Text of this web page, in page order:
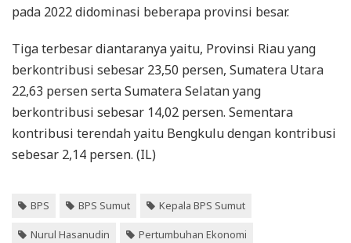
pada 2022 didominasi beberapa provinsi besar.
Tiga terbesar diantaranya yaitu, Provinsi Riau yang
berkontribusi sebesar 23,50 persen, Sumatera Utara
22,63 persen serta Sumatera Selatan yang
berkontribusi sebesar 14,02 persen. Sementara
kontribusi terendah yaitu Bengkulu dengan kontribusi
sebesar 2,14 persen. (IL)
BPS BPS Sumut Kepala BPS Sumut
Nurul Hasanudin Pertumbuhan Ekonomi